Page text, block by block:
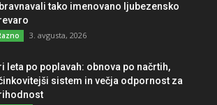
tako imenovano ljubezensko
3. avgusta, 2026
leta po poplavah: obnova po načrtih,
sistem in večja odpornost za